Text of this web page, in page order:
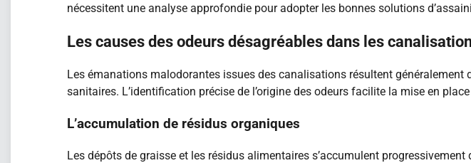
nécessitent une analyse approfondie pour adopter les bonnes solutions
Les causes des odeurs désagréables dans les
Les émanations malodorantes issues des canalisations résultent généralement
sanitaires. L’identification précise de l’origine des odeurs facilite la mise en
L’accumulation de résidus organiques
Les dépôts de graisse et les résidus alimentaires s’accumulent